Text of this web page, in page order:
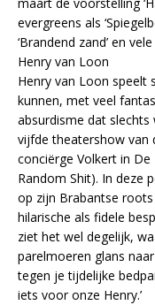
evergreens als
‘Brandend zand’ en
Henry van Loon
Henry van Loon speelt
kunnen, met veel
absurdisme dat slechts
vijfde theatershow van
conciërge Volkert in
Random Shit). In deze
op zijn Brabantse
hilarische als fidele
ziet het wel degelijk,
parelmoeren glans
tegen je tijdelijke
iets voor onze Henry.’